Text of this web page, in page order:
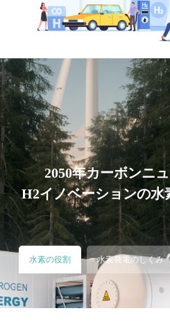
2050年カーボンニ
H2イノベーションの水
水素の役割 水素発電のしくみ